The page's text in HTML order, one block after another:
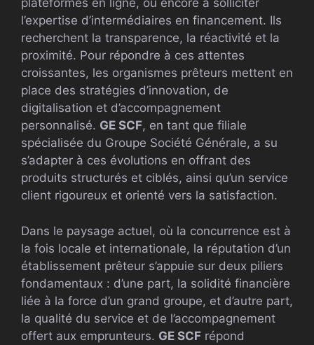
plateformes en ligne, ou encore à solliciter
l’expertise d’intermédiaires en financement. Ils
recherchent la transparence, la réactivité et la
proximité. Pour répondre à ces attentes
croissantes, les organismes prêteurs mettent en
place des stratégies d’innovation, de
digitalisation et d’accompagnement
personnalisé. GE SCF, en tant que filiale
spécialisée du Groupe Société Générale, a su
s’adapter à ces évolutions en offrant des
produits structurés et ciblés, ainsi qu’un service
client rigoureux et orienté vers la satisfaction.
Dans le paysage actuel, où la concurrence est à
la fois locale et internationale, la réputation d’un
établissement prêteur s’appuie sur deux piliers
fondamentaux : d’une part, la solidité financière
liée à la force d’un grand groupe, et d’autre part,
la qualité du service et de l’accompagnement
offert aux emprunteurs. GE SCF répond